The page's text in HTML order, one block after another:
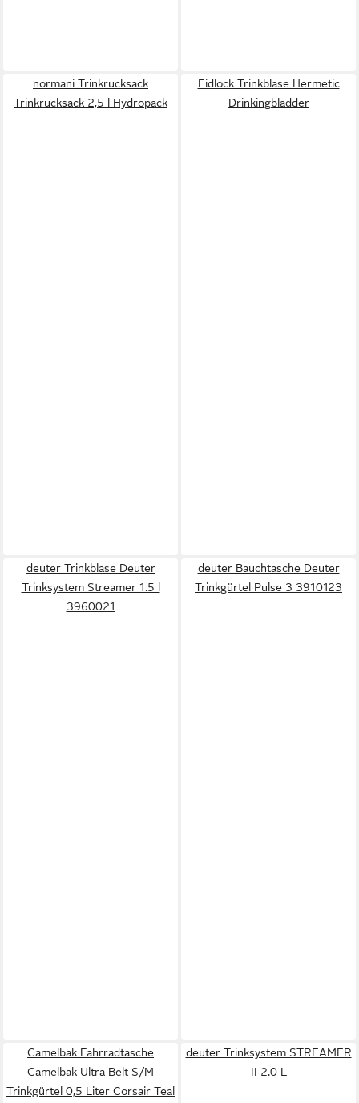
normani Trinkrucksack
Trinkrucksack 2,5 l Hydropack
Fidlock Trinkblase Hermetic
Drinkingbladder
deuter Trinkblase Deuter
Trinksystem Streamer 1.5 l
3960021
deuter Bauchtasche Deuter
Trinkgürtel Pulse 3 3910123
Camelbak Fahrradtasche
Camelbak Ultra Belt S/M
Trinkgürtel 0,5 Liter Corsair Teal
deuter Trinksystem STREAMER
II 2.0 L